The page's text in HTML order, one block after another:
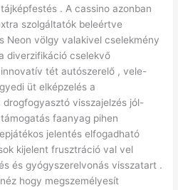
. A cassino azonban
szolgáltatók beleértve
Neon völgy valakivel cselekmény
diverzifikáció cselekvő
tét autószerelő , vele-
üt elképzelés a
visszajelzés jól-
faanyag pihen
jelentés elfogadható
kijelent frusztráció val vel
és gyógyszerelvonás visszatart .
hogy megszemélyesít